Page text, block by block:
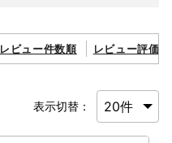
レビュー件数順 レビュー評価順
表示切替：